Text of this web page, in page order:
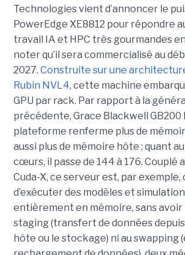
Technologies vient d’annoncer le
PowerEdge XE8812 pour répondre
travail IA et HPC très gourmandes
noter qu’il sera commercialisé au
2027. Construite sur une
Rubin NVL4, cette machine
GPU par rack. Par rapport à la
précédente, Grace Blackwell
plateforme renferme plus de
aussi plus de mémoire hôte ; quant
cœurs, il passe de 144 à 176. Couplé
Cuda-X, ce serveur est, par exemple,
d’exécuter des modèles et
entièrement en mémoire, sans avoir
staging (transfert de données
hôte ou le stockage) ni au swapping